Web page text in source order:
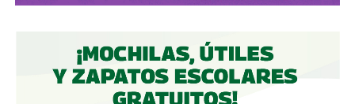
del Centro Norte(OMA), el operador de, entre otros, el
Fintech compró primero acciones especiales que
garantizaban el control de la aeroportuaria y luego
concretó una oferta pública con la que en julio de 2021,
alcanzó el 30.1% de participación económica, suficiente